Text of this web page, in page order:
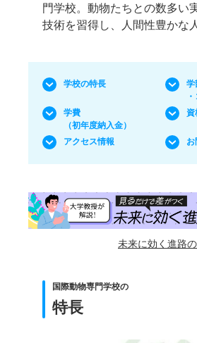
門学校。動物たちとの数多い
技術を習得し、人間性豊かな
学校の特長
学
学費
（初年度納入金）
資
アクセス情報 お
未来に効く進路
国際動物専門学校の
特長